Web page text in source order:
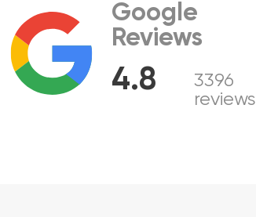
4.8
Google
Reviews
3396
reviews